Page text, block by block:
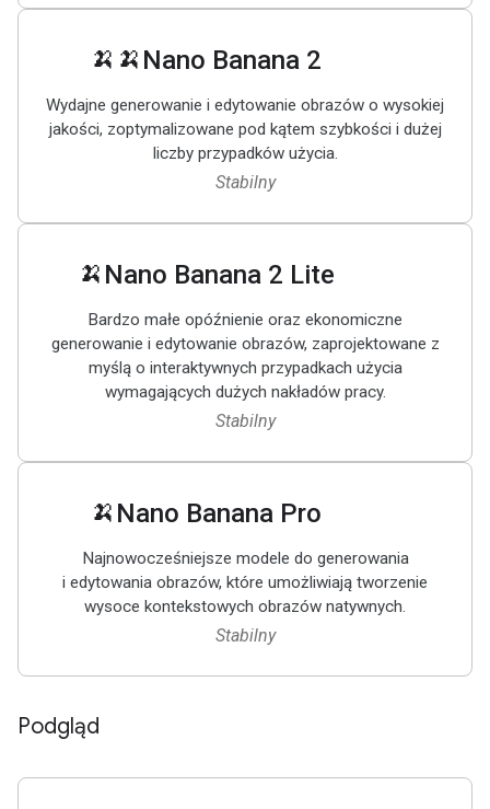
🍌🍌 Nano Banana 2
Wydajne generowanie i edytowanie obrazów o wysokiej
jakości, zoptymalizowane pod kątem szybkości i dużej
liczby przypadków użycia.
Stabilny
🍌 Nano Banana 2 Lite
Bardzo małe opóźnienie oraz ekonomiczne
generowanie i edytowanie obrazów, zaprojektowane z
myślą o interaktywnych przypadkach użycia
wymagających dużych nakładów pracy.
Stabilny
🍌 Nano Banana Pro
Najnowocześniejsze modele do generowania
i edytowania obrazów, które umożliwiają tworzenie
wysoce kontekstowych obrazów natywnych.
Stabilny
Podgląd